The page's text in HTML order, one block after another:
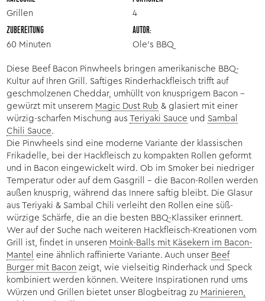
Grillen
4
ZUBEREITUNG
60 Minuten
AUTOR:
Ole’s BBQ
Diese Beef Bacon Pinwheels bringen amerikanische BBQ-
Kultur auf Ihren Grill. Saftiges Rinderhackfleisch trifft auf
geschmolzenen Cheddar, umhüllt von knusprigem Bacon –
gewürzt mit unserem Magic Dust Rub & glasiert mit einer
würzig-scharfen Mischung ausTeriyaki Sauce und Sambal
Chili Sauce.
Die Pinwheels sind eine moderne Variante der klassischen
Frikadelle, bei der Hackfleisch zu kompakten Rollen geformt
und in Bacon eingewickelt wird. Ob im Smoker bei niedriger
Temperatur oder auf dem Gasgrill – die Bacon-Rollen werden
außen knusprig, während das Innere saftig bleibt. Die Glasur
aus Teriyaki & Sambal Chili verleiht den Rollen eine süß-
würzige Schärfe, die an die besten BBQ-Klassiker erinnert.
Wer auf der Suche nach weiteren Hackfleisch-Kreationen vom
Grill ist, findet in unseren Moink-Balls mit Käsekern im Bacon-
Mantel eine ähnlich raffinierte Variante. Auch unser Beef
Burger mit Bacon zeigt, wie vielseitig Rinderhack und Speck
kombiniert werden können. Weitere Inspirationen rund ums
Würzen und Grillen bietet unser Blogbeitrag zu Marinieren,